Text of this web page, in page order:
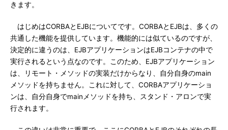
きます。
はじめはCORBAとEJBについてです。CORBAとEJBは、多くの
共通した機能を提供しています。機能的には似ているのですが、
決定的に違うのは、EJBアプリケーションはEJBコンテナの中で
実行されるという点なのです。このため、EJBアプリケーション
は、リモート・メソッドの実装だけからなり、自分自身のmain
メソッドを持ちません。これに対して、CORBAアプリケーショ
ンは、自分自身でmainメソッドを持ち、スタンド・アロンで実
行されます。